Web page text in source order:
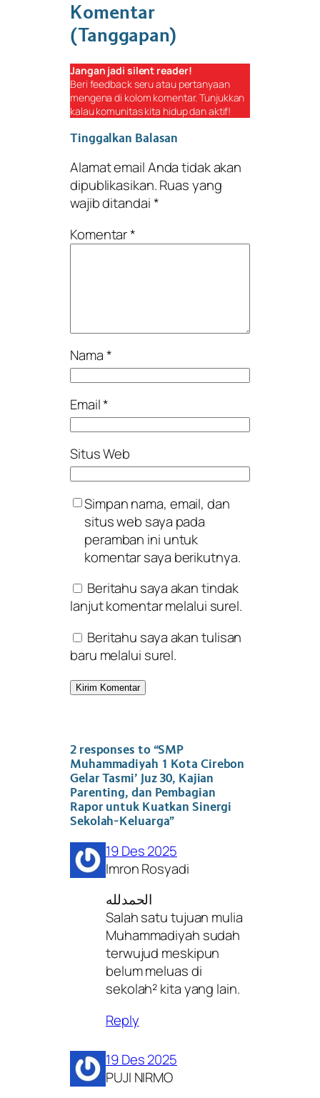
Komentar
(Tanggapan)
Jangan jadi silent reader!
Beri feedbackseru atau pertanyaan
mengena di kolom komentar. Tunjukkan
kalau komunitas kita hidup dan aktif!
Tinggalkan Balasan
Alamat email Anda tidak akan
dipublikasikan.Ruas yang
wajib ditandai*
Komentar*
Nama*
Email*
Situs Web
Simpan nama, email, dan
situs web saya pada
peramban ini untuk
komentar saya berikutnya.
Beritahu saya akan tindak
lanjut komentar melalui surel.
Beritahu saya akan tulisan
baru melalui surel.
2 responses to “SMP
Muhammadiyah 1 Kota Cirebon
Gelar Tasmi’ Juz 30, Kajian
Parenting, dan Pembagian
Rapor untuk Kuatkan Sinergi
Sekolah-Keluarga”
19 Des 2025
Imron Rosyadi
الحمدلله
Salah satu tujuan mulia
Muhammadiyah sudah
terwujud meskipun
belum meluas di
sekolah² kita yang lain.
Reply
19 Des 2025
PUJI NIRMO